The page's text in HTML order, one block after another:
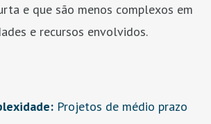
e que são menos complexos em
e recursos envolvidos.
Projetos de médio prazo